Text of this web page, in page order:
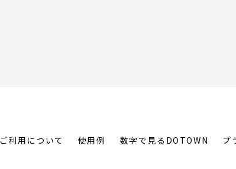
ご利用について 使用例 数字で見るDOTOWN プ